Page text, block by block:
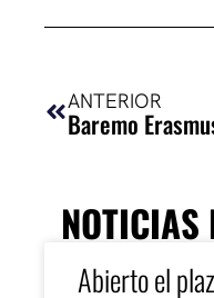
ANTERIOR
NOTICIAS
Abierto el